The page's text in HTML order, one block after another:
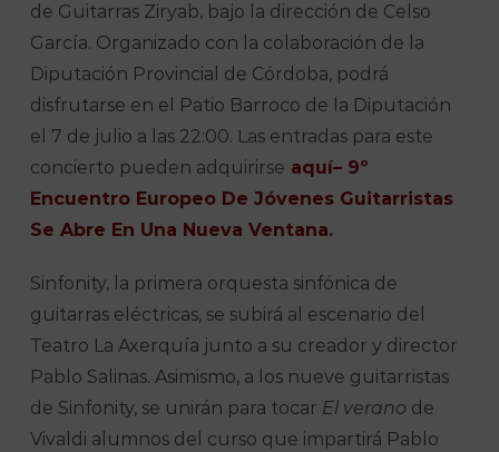
de Guitarras Ziryab, bajo la dirección de Celso
García. Organizado con la colaboración de la
Diputación Provincial de Córdoba, podrá
disfrutarse en el Patio Barroco de la Diputación
el 7 de julio a las 22:00. Las entradas para este
concierto pueden adquirirse aquí– 9º
Encuentro Europeo De Jóvenes Guitarristas
Se Abre En Una Nueva Ventana.
Sinfonity, la primera orquesta sinfónica de
guitarras eléctricas, se subirá al escenario del
Teatro La Axerquía junto a su creador y director
Pablo Salinas. Asimismo, a los nueve guitarristas
de Sinfonity, se unirán para tocar El verano de
Vivaldi alumnos del curso que impartirá Pablo